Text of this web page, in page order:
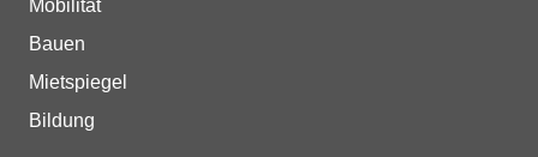
Mobilität
Bauen
Mietspiegel
Bildung